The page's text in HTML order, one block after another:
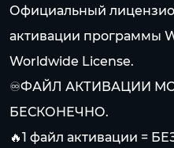
Официальный
активации программы
Worldwide License.
♾️ФАЙЛ АКТИВАЦИИ
БЕСКОНЕЧНО.
🔥1 файл активации =